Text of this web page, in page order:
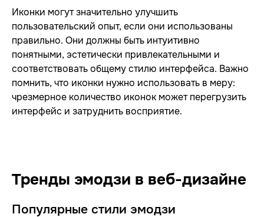
Иконки могут значительно улучшить
пользовательский опыт, если они использованы
правильно. Они должны быть интуитивно
понятными, эстетически привлекательными и
соответствовать общему стилю интерфейса. Важно
помнить, что иконки нужно использовать в меру:
чрезмерное количество иконок может перегрузить
интерфейс и затруднить восприятие.
Тренды эмодзи в веб-дизайне
Популярные стили эмодзи